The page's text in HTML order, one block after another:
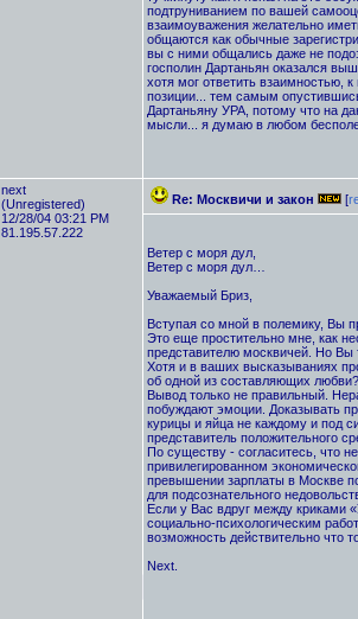
подтруниванием по вашей
взаимоуважения желательно
общаются как обычные
вы с ними общались даже не
госполин Дартаньян оказался
хотя мог ответить взаимностью,
позиции... тем самым
Дартаньяну УРА, потому что на
мысли... я думаю в любом
next
(Unregistered)
12/28/04 03:21 PM
81.195.57.222
Re: Москвичи и закон [
Ветер с моря дул,
Ветер с моря дул…
Уважаемый Бриз,
Вступая со мной в полемику, Вы
Это еще простительно мне, как
представителю москвичей. Но Вы
Хотя и в ваших высказываниях
об одной из составляющих
Вывод только не правильный.
побуждают эмоции. Доказывать
курицы и яйца не каждому и под
представитель положительного
По существу - согласитесь, что
привилегированном
превышении зарплаты в Москве
для подсознательного
Если у Вас вдруг между криками
социально-психологическим
возможность действительно что
Next.